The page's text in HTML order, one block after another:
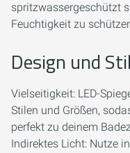
spritzwassergeschützt
Feuchtigkeit zu
Design und Stil
Vielseitigkeit: LED-
Stilen und Größen,
perfekt zu deinem
Indirektes Licht: Nutze